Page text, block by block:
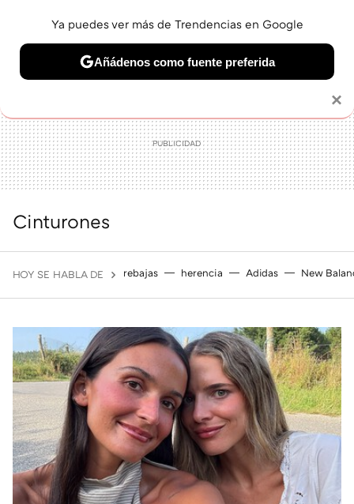
BELLEZA SHOPPING VIAJES GASTRO SNEAKERS
Cinturones
HOY SE HABLA DE rebajas herencia Adidas New
×
Ya puedes ver más de Trendencias en Google
Añádenos como fuente preferida